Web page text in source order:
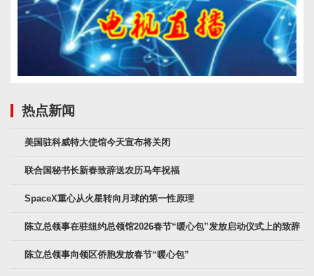
热点新闻
美国驻科威特大使馆今天宣布将关闭
联合国秘书长新春致辞送农历马年祝福
SpaceX重心从火星转向月球的第一性原理
陈立总领事在驻纽约总领馆2026春节“暖心包”发放启动仪式上的致辞
陈立总领事向领区侨胞发放春节“暖心包”